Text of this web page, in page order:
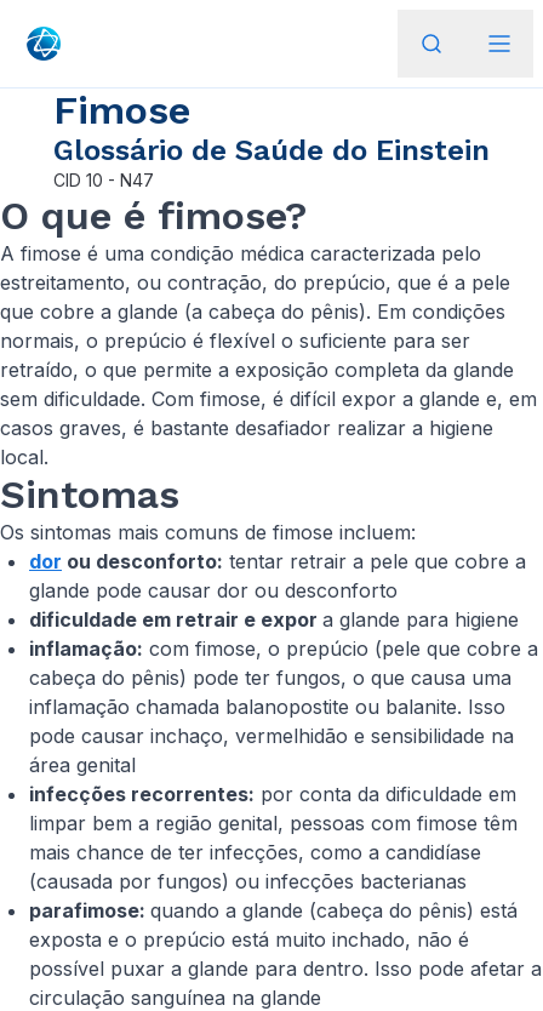
Fimose
Glossário de Saúde do Einstein
CID 10 - N47
O que é fimose?
A fimose é uma condição médica caracterizada pelo
estreitamento, ou contração, do prepúcio, que é a pele
que cobre a glande (a cabeça do pênis). Em condições
normais, o prepúcio é flexível o suficiente para ser
retraído, o que permite a exposição completa da glande
sem dificuldade. Com fimose, é difícil expor a glande e, em
casos graves, é bastante desafiador realizar a higiene
local.
Sintomas
Os sintomas mais comuns de fimose incluem:
dor ou desconforto: tentar retrair a pele que cobre a
glande pode causar dor ou desconforto
dificuldade em retrair e expor a glande para higiene
inflamação: com fimose, o prepúcio (pele que cobre a
cabeça do pênis) pode ter fungos, o que causa uma
inflamação chamada balanopostite ou balanite. Isso
pode causar inchaço, vermelhidão e sensibilidade na
área genital
infecções recorrentes: por conta da dificuldade em
limpar bem a região genital, pessoas com fimose têm
mais chance de ter infecções, como a candidíase
(causada por fungos) ou infecções bacterianas
parafimose: quando a glande (cabeça do pênis) está
exposta e o prepúcio está muito inchado, não é
possível puxar a glande para dentro. Isso pode afetar a
circulação sanguínea na glande